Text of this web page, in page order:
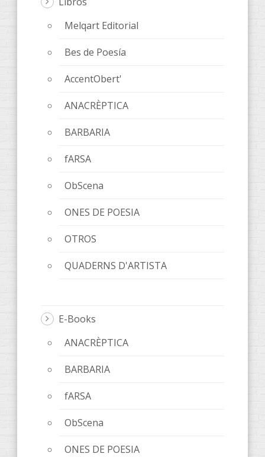
Melqart Editorial
Bes de Poesía
AccentObert'
ANACRÈPTICA
BARBARIA
fARSA
ObScena
ONES DE POESIA
OTROS
QUADERNS D'ARTISTA
E-Books
ANACRÈPTICA
BARBARIA
fARSA
ObScena
ONES DE POESIA